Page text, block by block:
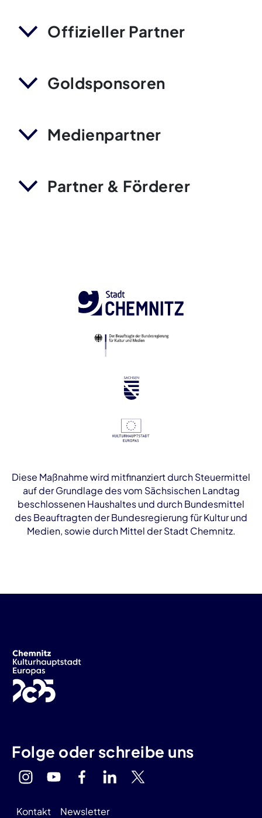
Offizieller Partner
Goldsponsoren
Medienpartner
Partner & Förderer
Diese Maßnahme wird mitfinanziert durch Steuermittel
auf der Grundlage des vom Sächsischen Landtag
beschlossenen Haushaltes und durch Bundesmittel
des Beauftragten der Bundesregierung für Kultur und
Medien, sowie durch Mittel der Stadt Chemnitz.
Folge oder schreibe uns
Kontakt Newsletter